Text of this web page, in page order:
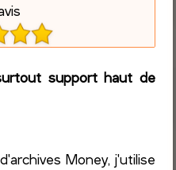
support haut de
Money, j'utilise